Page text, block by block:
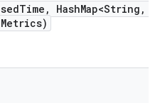
Time , HashMap<String ,
Metrics)